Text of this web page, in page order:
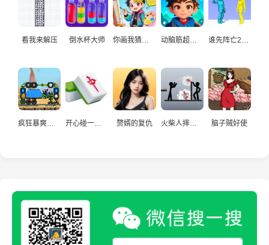
看我来解压 倒水杯大师
赘婿的复仇 火柴人摔炮仗 脑子贼好使